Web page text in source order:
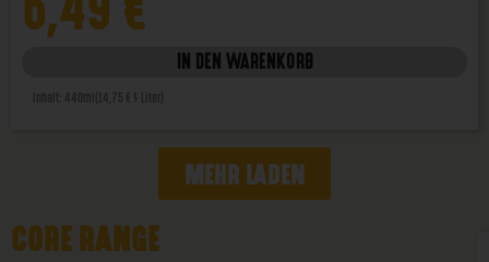
IN DEN WARENKORB
MEHR LADEN
CORE RANGE